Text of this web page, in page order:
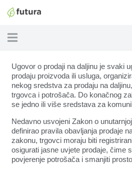
Ugovor o prodaji na daljinu je svaki
prodaju proizvoda ili usluga,
nekog sredstva za prodaju na
trgovca i potrošača. Do konačnog
se jedno ili više sredstava za
Nedavno usvojeni Zakon o
definirao pravila obavljanja prodaje
zakonu, trgovci moraju biti
osigurati jasne uvjete prodaje, čime
povjerenje potrošača i smanjiti